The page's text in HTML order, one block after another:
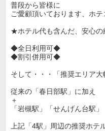
普段から皆様に
ご愛顧頂いております、ホ
★ホテル代も含んだ、安心
◆全日利用可◆
◆割引併用可◆
そして・・・「推奨エリア大
従来の「春日部駅」に加え
＋
「岩槻駅」「せんげん台駅」
上記「4駅」周辺の推奨ホテ